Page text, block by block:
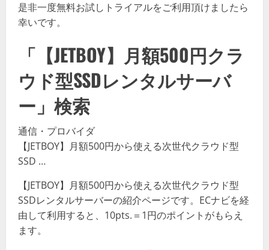
是非一度無料お試しトライアルをご利用頂けましたら
幸いです。
「【JETBOY】月額500円クラ
ウド型SSDレンタルサーバ
ー」検索
通信・プロバイダ
【JETBOY】月額500円から使える次世代クラウド型
SSD …
【JETBOY】月額500円から使える次世代クラウド型
SSDレンタルサーバーの紹介ページです。ECナビを経
由して利用すると、10pts.＝1円のポイントがもらえ
ます。